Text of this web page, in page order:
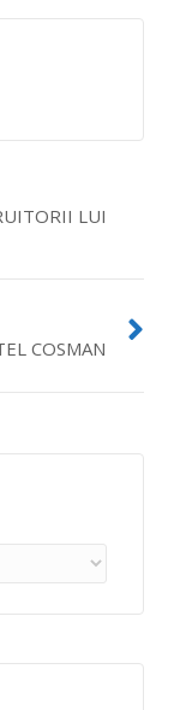
LUI
COSMAN